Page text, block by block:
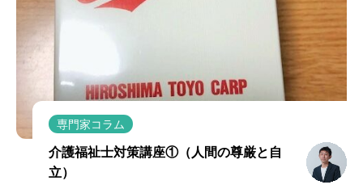
専門家コラム
介護福祉士対策講座①（人間の尊厳と自
立）